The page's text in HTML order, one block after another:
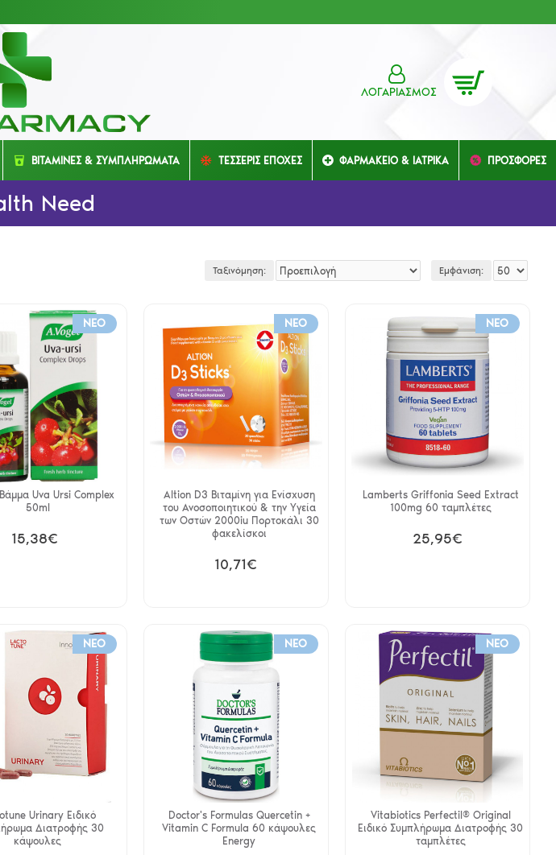
ΛΟΓΑΡΙΑΣΜΌΣ
ΒΙΤΑΜΙΝΕΣ & ΣΥΜΠΛΗΡΩΜΑΤΑ ΤΕΣΣΕΡΙΣ ΕΠΟΧΕΣ ΦΑΡΜΑΚΕΙΟ & ΙΑΤΡΙΚΑ ΠΡΟΣΦΟΡΕΣ
Need
Ταξινόμηση: Εμφάνιση:
NEO
Uva Ursi Complex
50ml
15,38€
NEO
Altion D3 Βιταμίνη για Ενίσχυση
του Ανοσοποιητικού & την Υγεία
των Οστών 2000iu Πορτοκάλι 30
φακελίσκοι
10,71€
NEO
Lamberts Griffonia Seed Extract
100mg 60 ταμπλέτες
25,95€
NEO
Urinary Ειδικό
Διατροφής 30
κάψουλες
NEO
Doctor's Formulas Quercetin +
Vitamin C Formula 60 κάψουλες
Energy
NEO
Vitabiotics Perfectil® Original
Ειδικό Συμπλήρωμα Διατροφής 30
ταμπλέτες